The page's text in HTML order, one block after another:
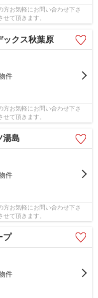
お気軽にお問い合わせ下さ
て頂きます。
ックス秋葉原
件
お気軽にお問い合わせ下さ
て頂きます。
湯島
件
お気軽にお問い合わせ下さ
て頂きます。
プ
件